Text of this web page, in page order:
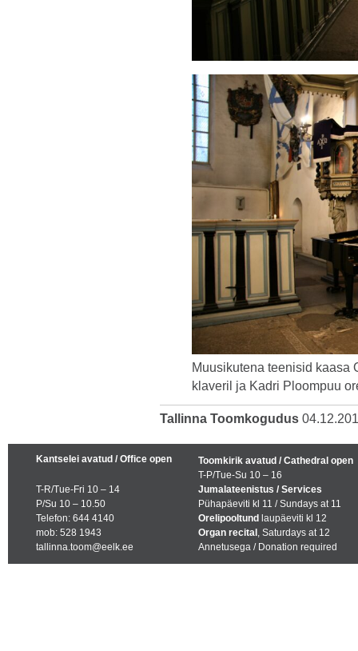
Muusikutena teenisid kaasa
klaveril ja Kadri Ploompuu
Tallinna Toomkogudus
Kantselei avatud / Office open
T-R/Tue-Fri 10 – 14
P/Su 10 – 10.50
Telefon: 644 4140
mob: 528 1943
tallinna.toom@eelk.ee
Toomkirik avatud / Cathedral open
T-P/Tue-Su 10 – 16
Jumalateenistus / Services
Pühapäeviti kl 11 / Sundays at 11
Orelipooltund laupäeviti kl 12
Organ recital , Saturdays at 12
Annetusega / Donation required